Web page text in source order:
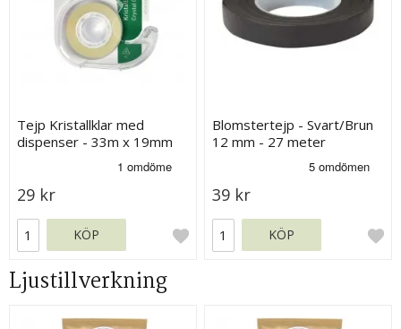
Tejp Kristallklar med
dispenser - 33m x 19mm
29 kr
KÖP
Blomstertejp - Svart/Brun
12 mm - 27 meter
39 kr
KÖP
Ljustillverkning